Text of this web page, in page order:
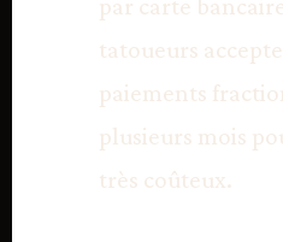
par carte
tatoueurs
paiements
plusieurs mois
très coûteux.